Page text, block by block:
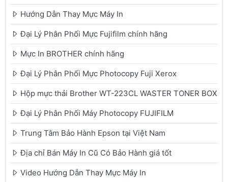
Hướng Dẫn Thay Mực Máy In
Đại Lý Phân Phối Mực Fujifilm chính hãng
Mực In BROTHER chính hãng
Đại Lý Phân Phối Mực Photocopy Fuji Xerox
Hộp mực thải Brother WT-223CL WASTER TONER BOX
Đại Lý Phân Phối Máy Photocopy FUJIFILM
Trung Tâm Bảo Hành Epson tại Việt Nam
Địa chỉ Bán Máy In Cũ Có Bảo Hành giá tốt
Video Hướng Dẫn Thay Mực Máy In